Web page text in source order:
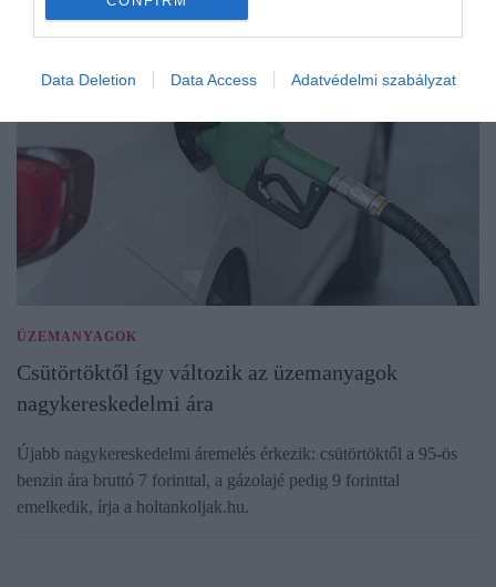
Data Deletion Data Access Adatvédelmi szabályzat
ÜZEMANYAGOK
Csütörtöktől így változik az üzemanyagok
nagykereskedelmi ára
Újabb nagykereskedelmi áremelés érkezik: csütörtöktől a 95-ös
benzin ára bruttó 7 forinttal, a gázolajé pedig 9 forinttal
emelkedik, írja a holtankoljak.hu.